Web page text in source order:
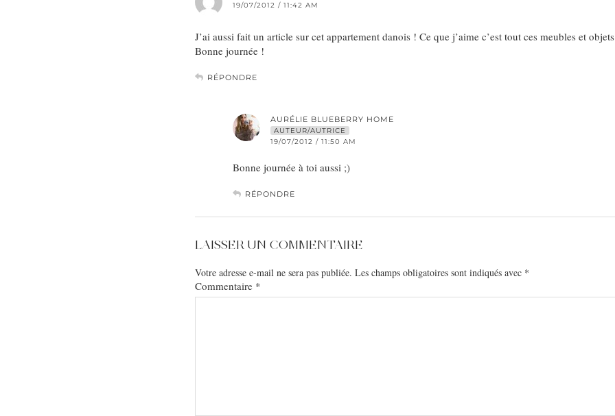
19/07/2012 / 11:42 AM
J’ai aussi fait un article sur cet appartement danois ! Ce que j’aime c’est tout ces meubles et
Bonne journée !
RÉPONDRE
AURÉLIE BLUEBERRY HOME
AUTEUR/AUTRICE
19/07/2012 / 11:50 AM
Bonne journée à toi aussi ;)
RÉPONDRE
LAISSER UN COMMENTAIRE
Votre adresse e-mail ne sera pas publiée. Les champs obligatoires sont indiqués avec *
Commentaire *